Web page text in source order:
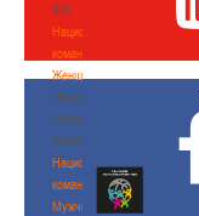
3х3
Национальная
команда.
Женщины
Национальная
команда.
Женщины
Национальная
команда.
Мужчины